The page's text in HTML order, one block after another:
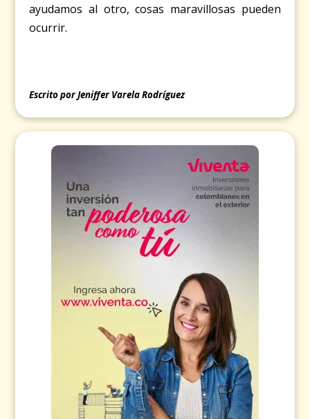
ayudamos al otro, cosas maravillosas pueden
ocurrir.
Escrito por Jeniffer Varela Rodríguez